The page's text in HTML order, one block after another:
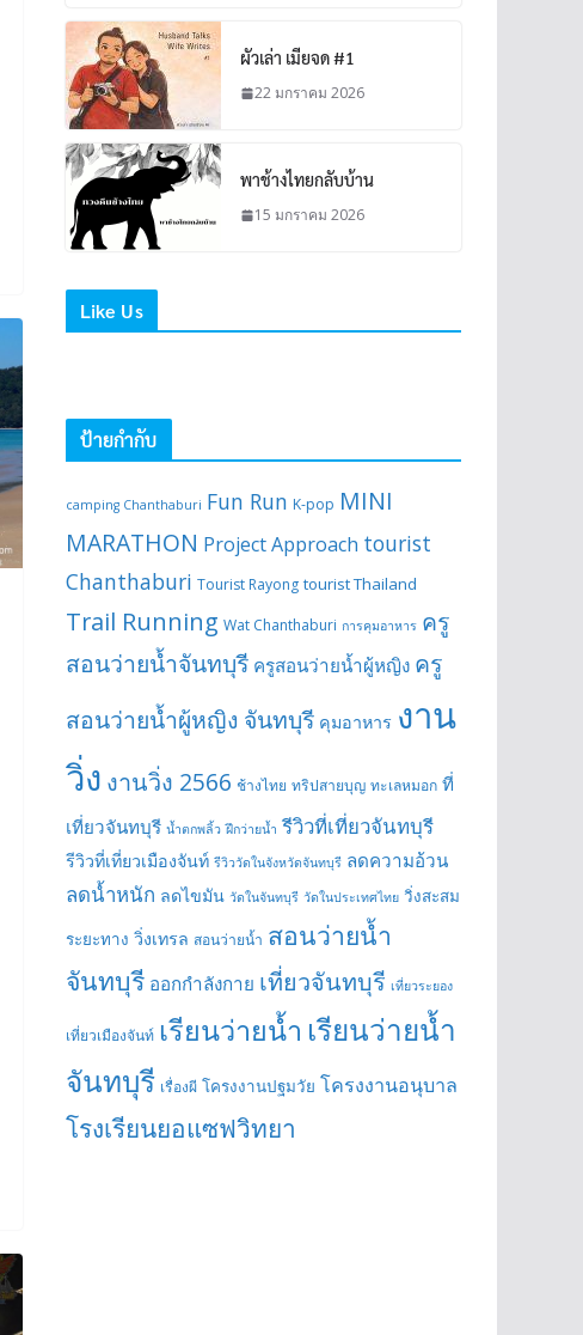
ผัวเล่า เมียจด #1
22 มกราคม 2026
พาช้างไทยกลับบ้าน
15 มกราคม 2026
Like Us
ป้ายกำกับ
camping Chanthaburi Fun Run K-pop MINI
MARATHON Project Approach tourist
Chanthaburi Tourist Rayong tourist Thailand
Trail Running Wat Chanthaburi การคุมอาหาร ครู
สอนว่ายน้ำจันทบุรี ครูสอนว่ายน้ำผู้หญิง ครู
สอนว่ายน้ำผู้หญิง จันทบุรี คุมอาหาร งาน
วิ่ง งานวิ่ง 2566 ช้างไทย ทริปสายบุญ ทะเลหมอก ที่
เที่ยวจันทบุรี น้ำตกพลิ้ว ฝึกว่ายน้ำ รีวิวที่เที่ยวจันทบุรี
รีวิวที่เที่ยวเมืองจันท์ รีวิววัดในจังหวัดจันทบุรี ลดความอ้วน
ลดน้ำหนัก ลดไขมัน วัดในจันทบุรี วัดในประเทศไทย วิ่งสะสม
ระยะทาง วิ่งเทรล สอนว่ายน้ำ สอนว่ายน้ำ
จันทบุรี ออกกำลังกาย เที่ยวจันทบุรี เที่ยวระยอง
เที่ยวเมืองจันท์ เรียนว่ายน้ำ เรียนว่ายน้ำ
จันทบุรี เรื่องผี โครงงานปฐมวัย โครงงานอนุบาล
โรงเรียนยอแซฟวิทยา